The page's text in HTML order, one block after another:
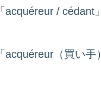
「acquéreur /
「acquéreur（買い